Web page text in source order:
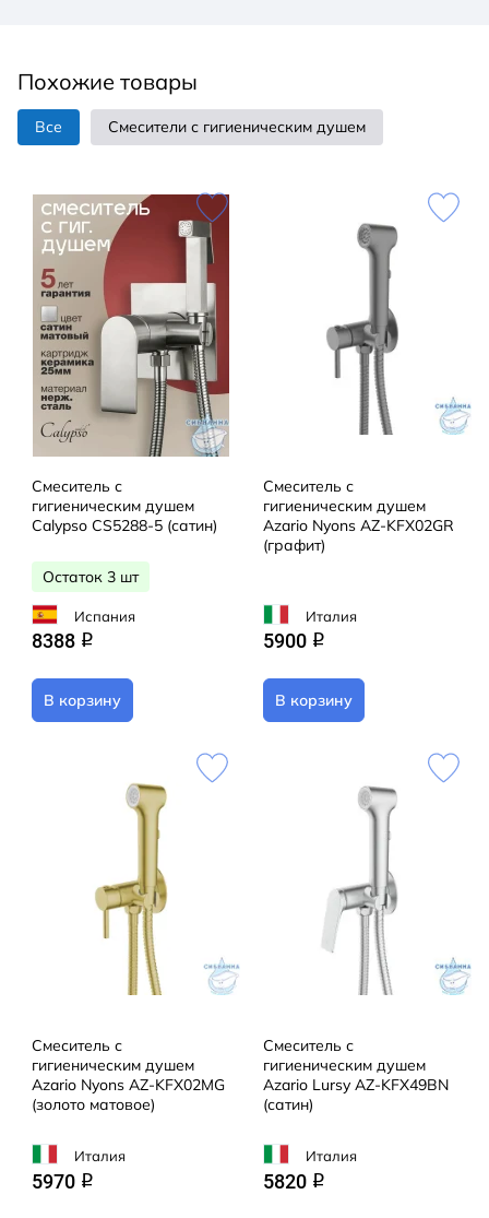
Похожие товары
Все Смесители с гигиеническим душем
Смеситель с
гигиеническим душем
Calypso CS5288-5 (сатин)
Остаток 3 шт
Испания
8388 q
В корзину
Смеситель с
гигиеническим душем
Azario Nyons AZ-KFX02GR
(графит)
Италия
5900 q
В корзину
Смеситель с
гигиеническим душем
Azario Nyons AZ-KFX02MG
(золото матовое)
Италия
5970 q
Смеситель с
гигиеническим душем
Azario Lursy AZ-KFX49BN
(сатин)
Италия
5820 q